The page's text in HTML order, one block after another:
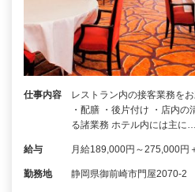
仕事内容
レストラン内の接客業務を
・配膳 ・後片付け ・店内
る諸業務 ホテル内には主に…
給与 月給189,000円～275,000円
勤務地 静岡県御前崎市門屋2070-2